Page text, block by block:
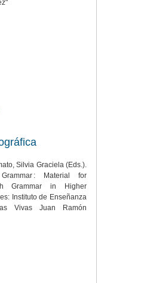
Silvia Graciela (Eds.).
: Material for
Grammar in Higher
Instituto de Enseñanza
Vivas Juan Ramón